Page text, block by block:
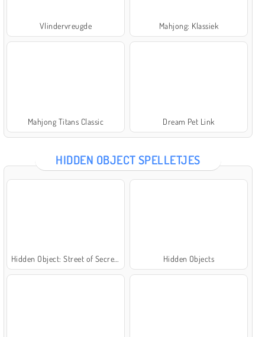
Vlindervreugde Mahjong: Klassiek
Mahjong Titans Classic Dream Pet Link
HIDDEN OBJECT SPELLETJES
Hidden Objects